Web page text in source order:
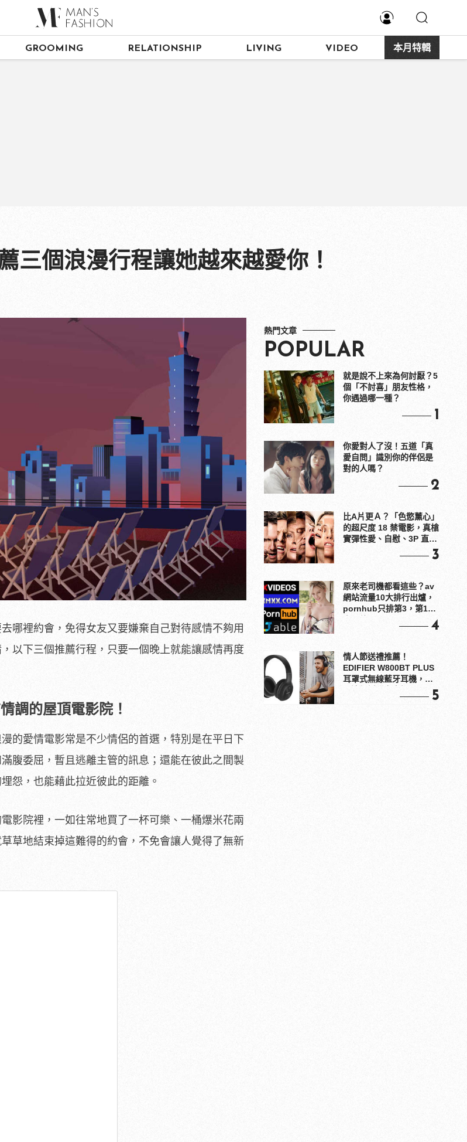
GROOMING RELATIONSHIP LIVING VIDEO 本月特輯
三個浪漫行程讓她越來越愛你！
哪裡約會，免得女友又要嫌棄自己對待感情不夠用
以下三個推薦行程，只要一個晚上就能讓感情再度
調的屋頂電影院！
的愛情電影常是不少情侶的首選，特別是在平日下
腹委屈，暫且逃離主管的訊息；還能在彼此之間製
怨，也能藉此拉近彼此的距離。
影院裡，一如往常地買了一杯可樂、一桶爆米花兩
草地結束掉這難得的約會，不免會讓人覺得了無新
熱門文章
POPULAR
就是說不上來為何討厭？5
個「不討喜」朋友性格，
你遇過哪一種？
1
你愛對人了沒！五道「真
愛自問」識別你的伴侶是
對的人嗎？
2
比A片更Ａ？「色慾薰心」
的超尺度 18 禁電影，真槍
實彈性愛、自慰、3P 直接
3
原來老司機都看這些？av
網站流量10大排行出爐，
pornhub只排第3，第1名
4
情人節送禮推薦！
EDIFIER W800BT PLUS
耳罩式無線藍牙耳機，在
5